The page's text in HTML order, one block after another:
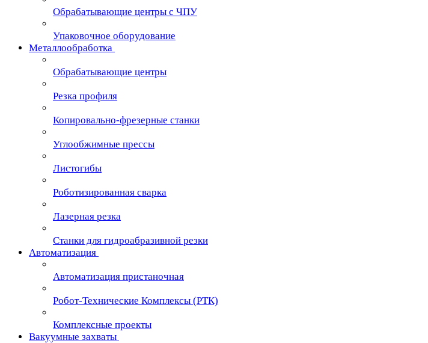
Обрабатывающие центры с ЧПУ
Упаковочное оборудование
Металлообработка
Обрабатывающие центры
Резка профиля
Копировально-фрезерные станки
Углообжимные прессы
Листогибы
Роботизированная сварка
Лазерная резка
Станки для гидроабразивной резки
Автоматизация
Автоматизация пристаночная
Робот-Технические Комплексы (РТК)
Комплексные проекты
Вакуумные захваты